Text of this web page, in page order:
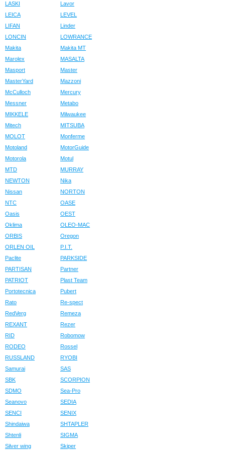
LASKI
Lavor
LEICA
LEVEL
LIFAN
Linder
LONCIN
LOWRANCE
Makita
Makita MT
Marolex
MASALTA
Masport
Master
MasterYard
Mazzoni
McCulloch
Mercury
Messner
Metabo
MIKKELE
Milwaukee
Mitech
MITSUBA
MOLOT
Monferme
Motoland
MotorGuide
Motorola
Motul
MTD
MURRAY
NEWTON
Nika
Nissan
NORTON
NTC
OASE
Oasis
OEST
Oklima
OLEO-MAC
ORBIS
Oregon
ORLEN OIL
P.I.T.
Paclite
PARKSIDE
PARTISAN
Partner
PATRIOT
Plast Team
Portotecnica
Pubert
Rato
Re-spect
RedVerg
Remeza
REXANT
Rezer
RID
Robomow
RODEO
Rossel
RUSSLAND
RYOBI
Samurai
SAS
SBK
SCORPION
SDMO
Sea-Pro
Seanovo
SEDIA
SENCI
SENIX
Shindaiwa
SHTAPLER
Shtenli
SIGMA
Silver wing
Skiper